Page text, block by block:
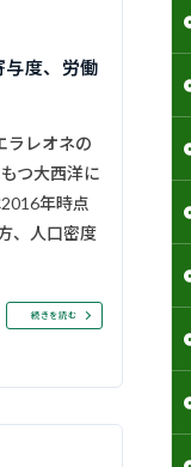
与度、労働
ラレオネの
つ大西洋に
年時点
、人口密度
続きを読む